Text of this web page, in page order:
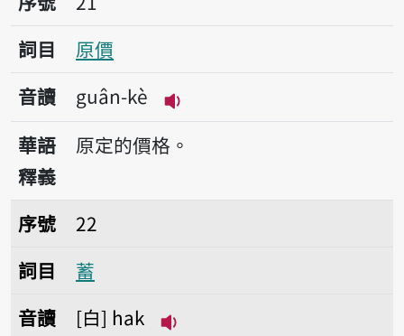
詞目
原價
音讀
guân-kè
播放音讀guân-kè
華語
釋義
原定的價格。
序號22蓄
序號
22
詞目
蓄
音讀
白 hak